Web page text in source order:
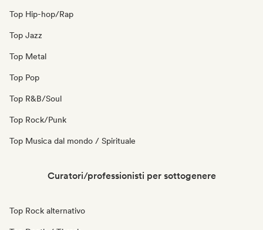
Top Hip-hop/Rap
Top Jazz
Top Metal
Top Pop
Top R&B/Soul
Top Rock/Punk
Top Musica dal mondo / Spirituale
Curatori/professionisti per sottogenere
Top Rock alternativo